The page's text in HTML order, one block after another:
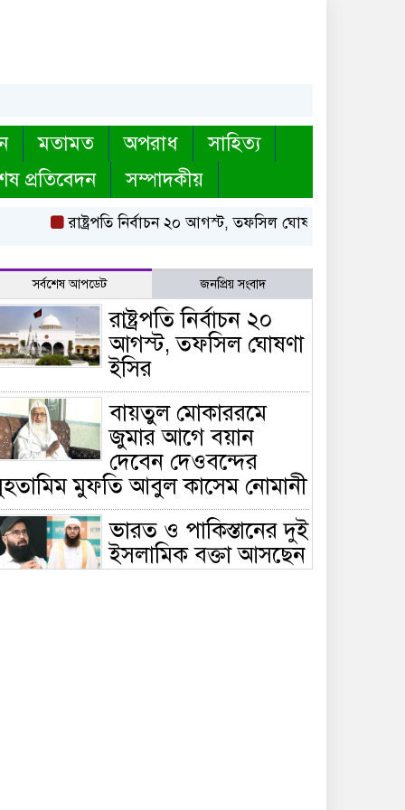
মতামত অপরাধ
সাহিত্য
প্রতিবেদন সম্পাদকীয়
রাষ্ট্রপতি নির্বাচন ২০ আগস্ট, তফসিল ঘোষণা ইসির
সর্বশেষ আপডেট জনপ্রিয় সংবাদ
রাষ্ট্রপতি নির্বাচন ২০
আগস্ট, তফসিল ঘোষণা
ইসির
বায়তুল মোকাররমে
জুমার আগে বয়ান
দেবেন দেওবন্দের
মুফতি আবুল কাসেম নোমানী
ভারত ও পাকিস্তানের দুই
ইসলামিক বক্তা আসছেন
বাংলাদেশে, ঢাকা-